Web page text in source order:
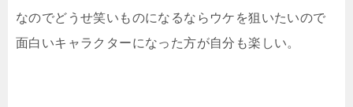
なのでどうせ笑いものになるならウケを狙いたいので
面白いキャラクターになった方が自分も楽しい。